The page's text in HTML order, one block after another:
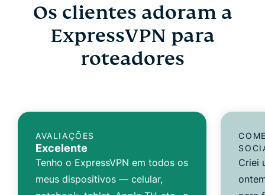
Os clientes adoram a
ExpressVPN para
roteadores
AVALIAÇÕES
Excelente
Tenho o ExpressVPN em todos os
meus dispositivos — celular,
Criei